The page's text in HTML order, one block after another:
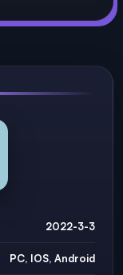
2022-3-3
PC, IOS, Android